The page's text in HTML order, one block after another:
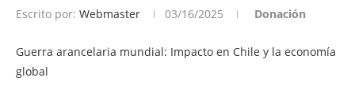
Escrito por: Webmaster 03/16/2025 Donación
Guerra arancelaria mundial: Impacto en Chile y la economía
global